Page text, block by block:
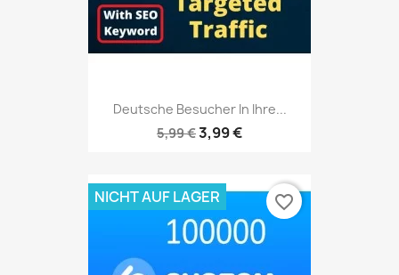
Deutsche Besucher In Ihre...
5,99 €3,99 €
NICHT AUF LAGER favorite_border